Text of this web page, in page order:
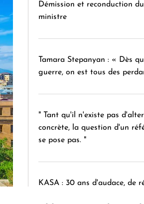
Démission et reconduction
ministre
Tamara Stepanyan : « Dès
guerre, on est tous des
" Tant qu'il n'existe pas
concrète, la question d'un
se pose pas. "
KASA : 30 ans d'audace, de